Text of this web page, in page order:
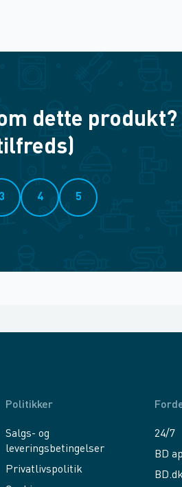
dette
3 4 5
Politikker
Salgs- og
leveringsbetingelser
Privatlivspolitik
24/7
BD